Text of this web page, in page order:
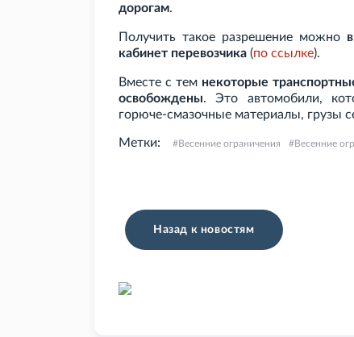
дорогам.
Получить такое разрешение можно
кабинет перевозчика (по ссылке).
Вместе с тем некоторые
освобождены. Это автомобили,
горюче-смазочные материалы, грузы
Метки: Весенние ограничения Весенние
Назад к новостям